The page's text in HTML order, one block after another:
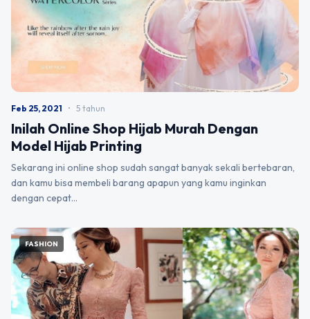
Feb 25, 2021 • 5 tahun
Inilah Online Shop Hijab Murah Dengan
Model Hijab Printing
Sekarang ini online shop sudah sangat banyak sekali bertebaran,
dan kamu bisa membeli barang apapun yang kamu inginkan
dengan cepat…
FASHION